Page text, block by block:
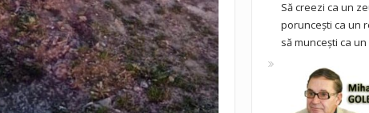
Să creezi ca un
poruncești ca un
să muncești ca un